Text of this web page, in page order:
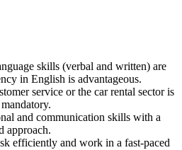
skills (verbal and written) are
in English is advantageous.
service or the car rental sector is
and communication skills with a
approach.
efficiently and work in a fast-paced